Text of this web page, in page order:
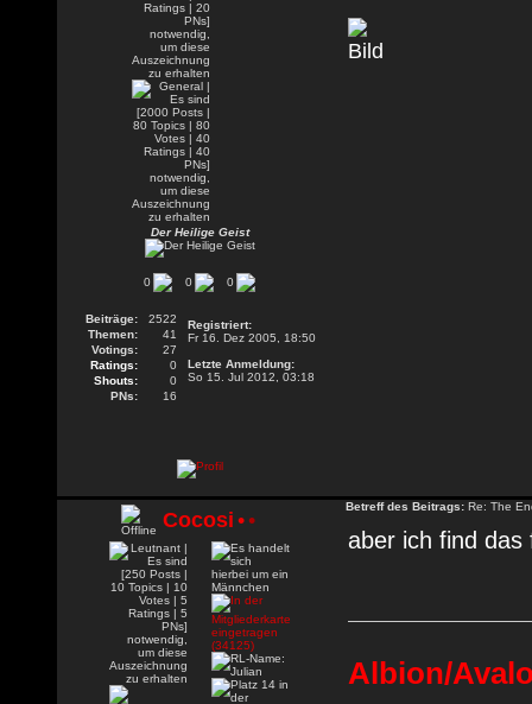
Der Heilige Geist
0 0 0
Beiträge:
2522
Themen:
41
Votings:
27
Ratings:
0
Shouts:
0
PNs:
16
Registriert:
Fr 16. Dez 2005, 18:50
Letzte Anmeldung:
So 15. Jul 2012, 03:18
Cocosi ••
Betreff des Beitrags: Re: The
aber ich find das
Albion/